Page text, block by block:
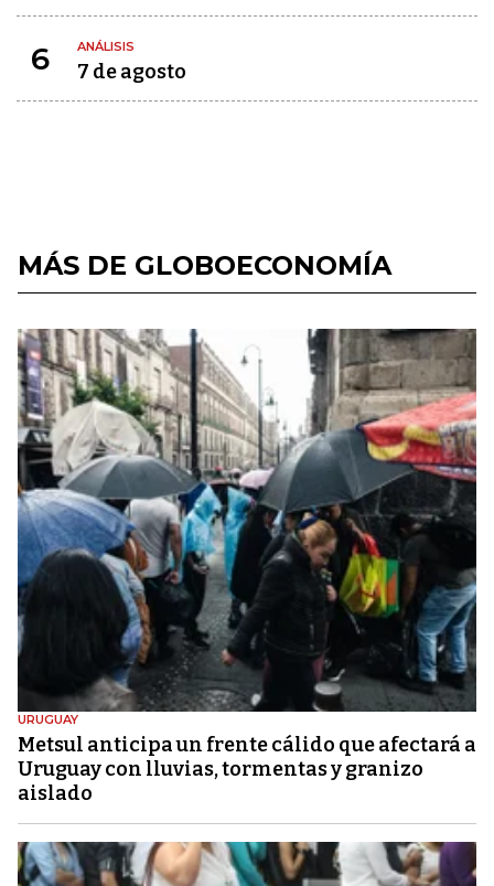
6 ANÁLISIS
7 de agosto
MÁS DE GLOBOECONOMÍA
URUGUAY
Metsul anticipa un frente cálido que afectará a
Uruguay con lluvias, tormentas y granizo
aislado